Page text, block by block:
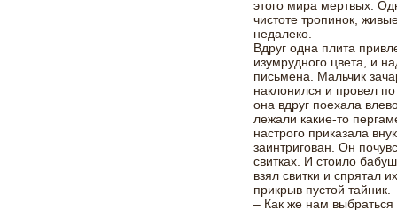
этого мира мертвых.
чистоте тропинок,
недалеко.
Вдруг одна плита
изумрудного цвета, и
письмена. Мальчик
наклонился и провел
она вдруг поехала
лежали какие-то
настрого приказала
заинтригован. Он
свитках. И стоило
взял свитки и спрятал
прикрыв пустой тайник.
– Как же нам выбраться